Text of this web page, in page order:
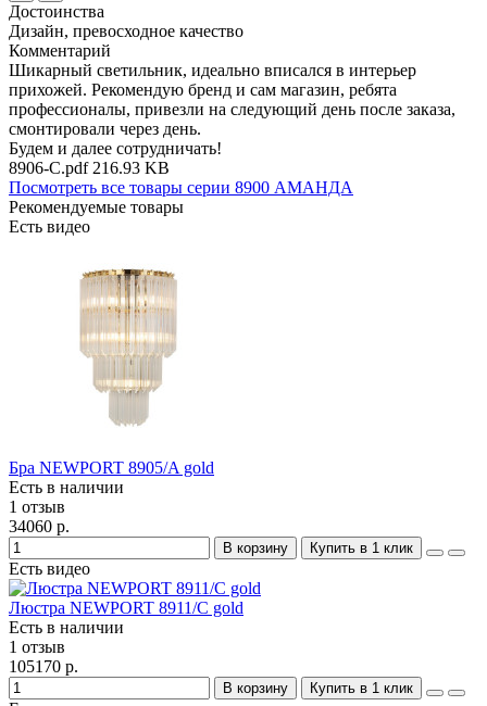
Достоинства
Дизайн, превосходное качество
Комментарий
Шикарный светильник, идеально вписался в интерьер
прихожей. Рекомендую бренд и сам магазин, ребята
профессионалы, привезли на следующий день после заказа,
смонтировали через день.
Будем и далее сотрудничать!
8906-C.pdf 216.93 KB
Посмотреть все товары серии 8900 АМАНДА
Рекомендуемые товары
Есть видео
Бра NEWPORT 8905/A gold
Есть в наличии
1 отзыв
34060 р.
В корзину Купить в 1 клик
Есть видео
Люстра NEWPORT 8911/C gold
Есть в наличии
1 отзыв
105170 р.
В корзину Купить в 1 клик